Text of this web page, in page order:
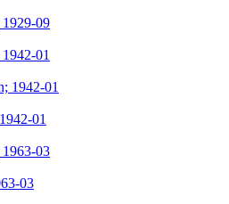
09
01
1942-01
01
03
03